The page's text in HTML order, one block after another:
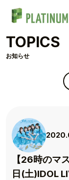
TOPICS
お知らせ
【26時のマ
日(土)IDOL